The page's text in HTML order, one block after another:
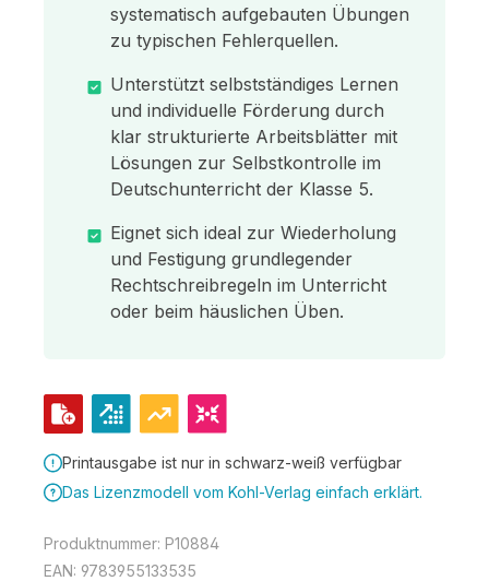
systematisch aufgebauten Übungen
zu typischen Fehlerquellen.
Unterstützt selbstständiges Lernen
und individuelle Förderung durch
klar strukturierte Arbeitsblätter mit
Lösungen zur Selbstkontrolle im
Deutschunterricht der Klasse 5.
Eignet sich ideal zur Wiederholung
und Festigung grundlegender
Rechtschreibregeln im Unterricht
oder beim häuslichen Üben.
Printausgabe ist nur in schwarz-weiß verfügbar
Das Lizenzmodell vom Kohl-Verlag einfach erklärt.
Produktnummer: P10884
EAN: 9783955133535